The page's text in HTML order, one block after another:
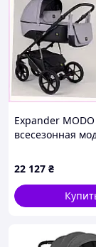
Легке
Передні
Повністю
Місткий
Матеріал
Розміри:
Макс.
Вага: 8 кг
Expander
всесезонная
2H594178K
22 127 ₴